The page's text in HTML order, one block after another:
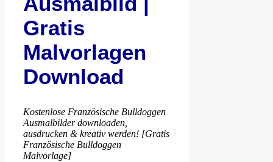
Gratis
Malvorlagen
Download
Kostenlose Französische Bulldoggen
Ausmalbilder downloaden,
ausdrucken & kreativ werden! [Gratis
Französische Bulldoggen
Malvorlage]